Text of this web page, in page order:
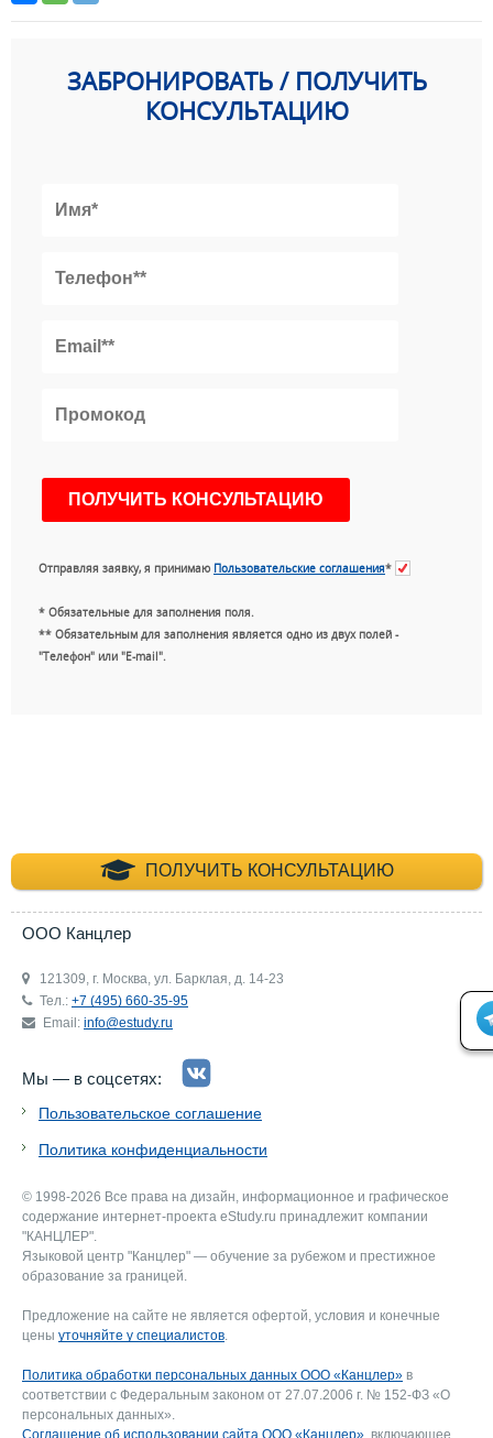
ЗАБРОНИРОВАТЬ / ПОЛУЧИТЬ
КОНСУЛЬТАЦИЮ
Отправляя заявку, я принимаю Пользовательские соглашения*
* Обязательные для заполнения поля.
** Обязательным для заполнения является одно из двух полей -
"Телефон" или "E-mail".
ПОЛУЧИТЬ КОНСУЛЬТАЦИЮ
+7 (495) 660-35-
ООО Канцлер
121309, г. Москва, ул. Барклая, д. 14-23
Тел.: +7 (495) 660-35-95
Email: info@estudy.ru
Мы — в соцсетях:
Пользовательское соглашение
Политика конфиденциальности
© 1998-2026 Все права на дизайн, информационное и графическое
содержание интернет-проекта eStudy.ru принадлежит компании
"КАНЦЛЕР".
Языковой центр "Канцлер" — обучение за рубежом и престижное
образование за границей.
Предложение на сайте не является офертой, условия и конечные
цены уточняйте у специалистов.
Политика обработки персональных данных ООО «Канцлер» в
соответствии с Федеральным законом от 27.07.2006 г. № 152-ФЗ «О
персональных данных».